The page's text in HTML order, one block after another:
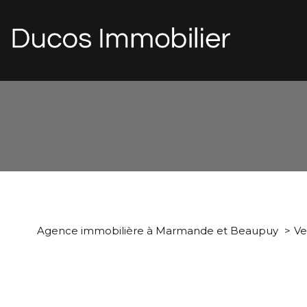
47800 -
Agence immobilière à Marmande et Beaupuy